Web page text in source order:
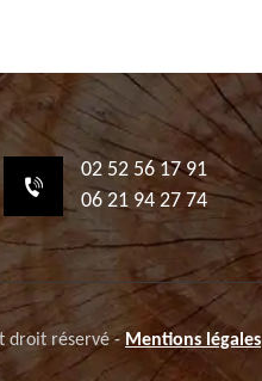
02 52 56 17 91
06 21 94 27 74
droit réservé - Mentions légales